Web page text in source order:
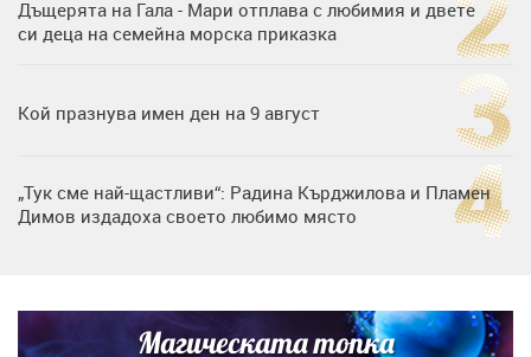
Дъщерята на Гала - Мари отплава с любимия и двете
си деца на семейна морска приказка
Кой празнува имен ден на 9 август
„Тук сме най-щастливи“: Радина Кърджилова и Пламен
Димов издадоха своето любимо място
Братя Аргирови я изненадаха с песен
Магическата топка